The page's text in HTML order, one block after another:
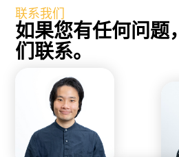
联系我们
如果您有任何问题
们联系。